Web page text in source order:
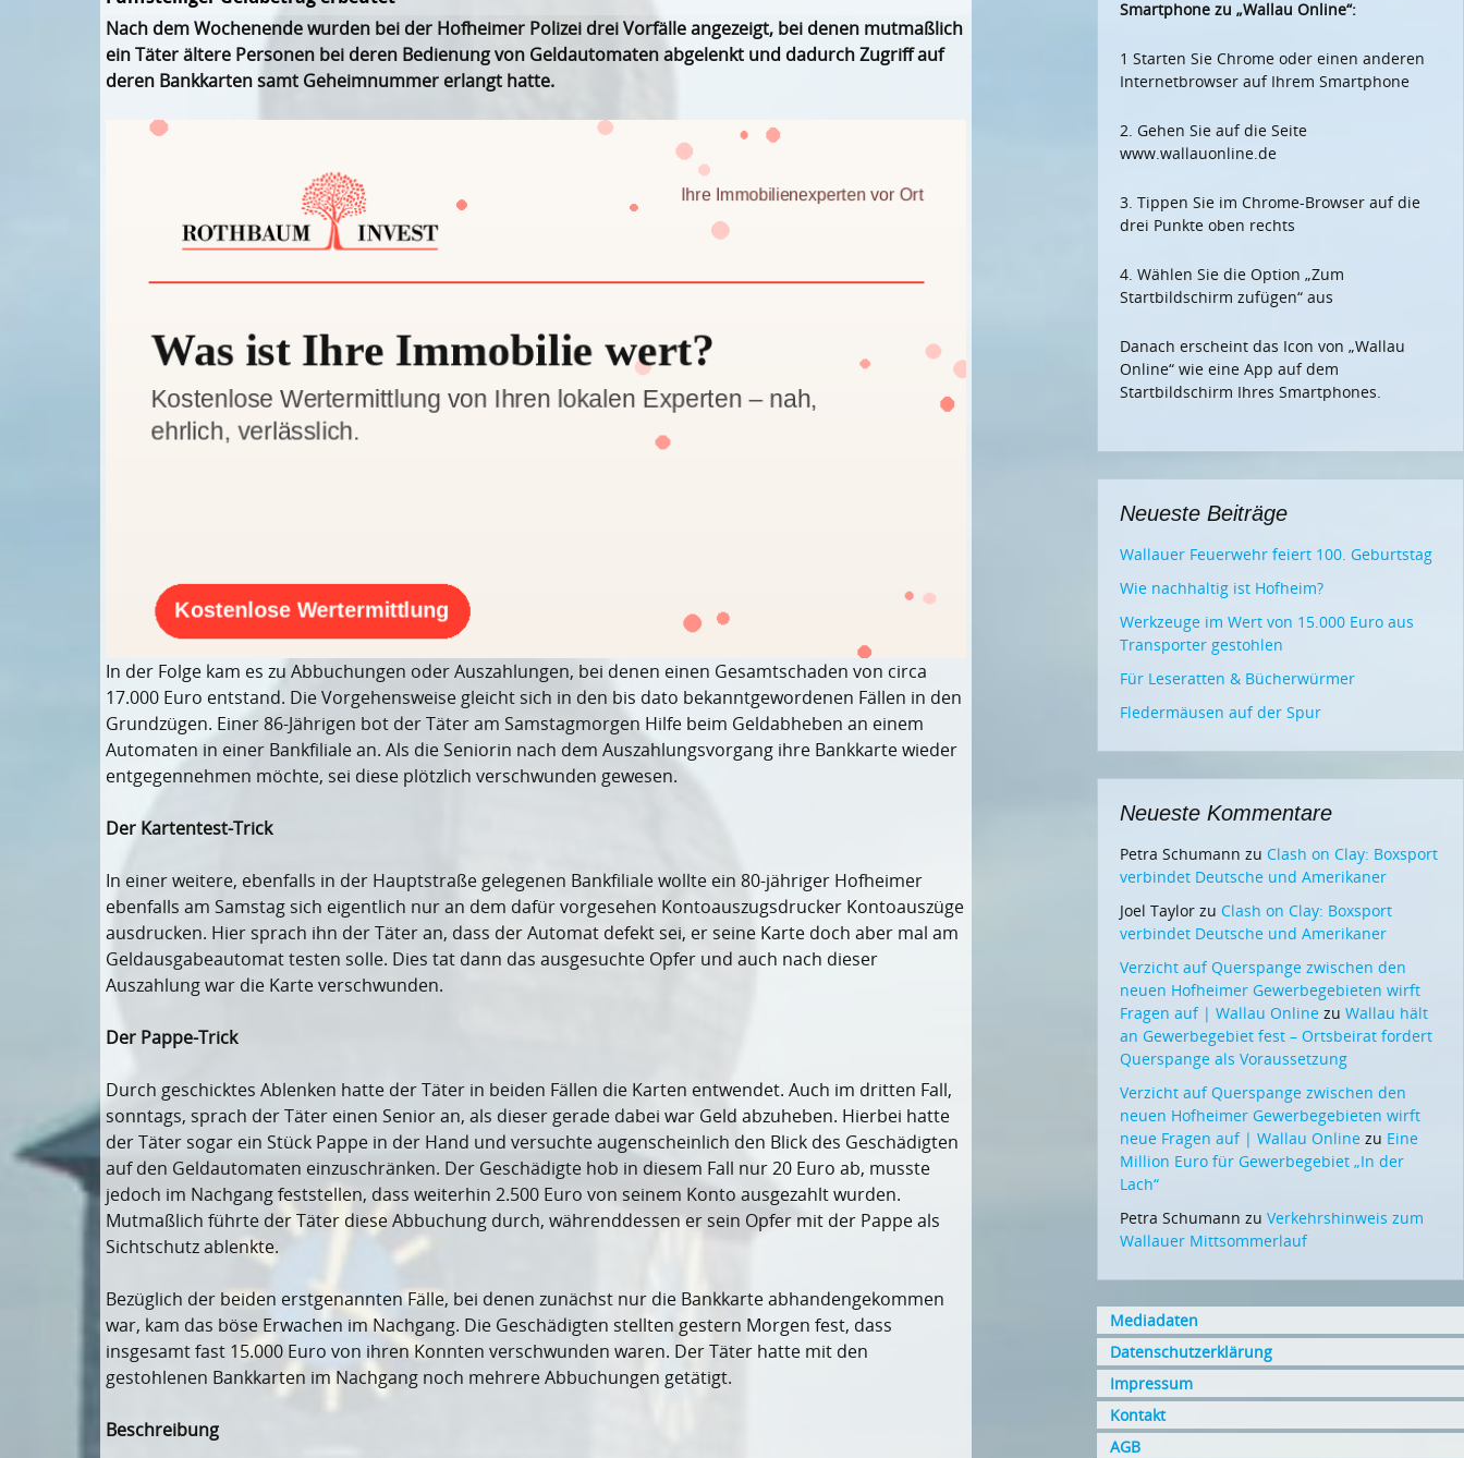
Nach dem Wochenende wurden bei der Hofheimer Polizei drei Vorfälle angezeigt, bei denen mutmaßlich
ein Täter ältere Personen bei deren Bedienung von Geldautomaten abgelenkt und dadurch Zugriff auf
deren Bankkarten samt Geheimnummer erlangt hatte.
In der Folge kam es zu Abbuchungen oder Auszahlungen, bei denen einen Gesamtschaden von circa
17.000 Euro entstand. Die Vorgehensweise gleicht sich in den bis dato bekanntgewordenen Fällen in den
Grundzügen. Einer 86-Jährigen bot der Täter am Samstagmorgen Hilfe beim Geldabheben an einem
Automaten in einer Bankfiliale an. Als die Seniorin nach dem Auszahlungsvorgang ihre Bankkarte wieder
entgegennehmen möchte, sei diese plötzlich verschwunden gewesen.
Der Kartentest-Trick
In einer weitere, ebenfalls in der Hauptstraße gelegenen Bankfiliale wollte ein 80-jähriger Hofheimer
ebenfalls am Samstag sich eigentlich nur an dem dafür vorgesehen Kontoauszugsdrucker Kontoauszüge
ausdrucken. Hier sprach ihn der Täter an, dass der Automat defekt sei, er seine Karte doch aber mal am
Geldausgabeautomat testen solle. Dies tat dann das ausgesuchte Opfer und auch nach dieser
Auszahlung war die Karte verschwunden.
Der Pappe-Trick
Durch geschicktes Ablenken hatte der Täter in beiden Fällen die Karten entwendet. Auch im dritten Fall,
sonntags, sprach der Täter einen Senior an, als dieser gerade dabei war Geld abzuheben. Hierbei hatte
der Täter sogar ein Stück Pappe in der Hand und versuchte augenscheinlich den Blick des Geschädigten
auf den Geldautomaten einzuschränken. Der Geschädigte hob in diesem Fall nur 20 Euro ab, musste
jedoch im Nachgang feststellen, dass weiterhin 2.500 Euro von seinem Konto ausgezahlt wurden.
Mutmaßlich führte der Täter diese Abbuchung durch, währenddessen er sein Opfer mit der Pappe als
Sichtschutz ablenkte.
Bezüglich der beiden erstgenannten Fälle, bei denen zunächst nur die Bankkarte abhandengekommen
war, kam das böse Erwachen im Nachgang. Die Geschädigten stellten gestern Morgen fest, dass
insgesamt fast 15.000 Euro von ihren Konnten verschwunden waren. Der Täter hatte mit den
gestohlenen Bankkarten im Nachgang noch mehrere Abbuchungen getätigt.
Beschreibung
Smartphone zu „Wallau Online“:
1 Starten Sie Chrome oder einen anderen
Internetbrowser auf Ihrem Smartphone
2. Gehen Sie auf die Seite
www.wallauonline.de
3. Tippen Sie im Chrome-Browser auf die
drei Punkte oben rechts
4. Wählen Sie die Option „Zum
Startbildschirm zufügen“ aus
Danach erscheint das Icon von „Wallau
Online“ wie eine App auf dem
Startbildschirm Ihres Smartphones.
Neueste Beiträge
Wallauer Feuerwehr feiert 100. Geburtstag
Wie nachhaltig ist Hofheim?
Werkzeuge im Wert von 15.000 Euro aus
Transporter gestohlen
Für Leseratten & Bücherwürmer
Fledermäusen auf der Spur
Neueste Kommentare
Petra Schumann zuClash on Clay: Boxsport
verbindet Deutsche und Amerikaner
Joel Taylor zuClash on Clay: Boxsport
verbindet Deutsche und Amerikaner
Verzicht auf Querspange zwischen den
neuen Hofheimer Gewerbegebieten wirft
Fragen auf | Wallau Online zuWallau hält
an Gewerbegebiet fest – Ortsbeirat fordert
Querspange als Voraussetzung
Verzicht auf Querspange zwischen den
neuen Hofheimer Gewerbegebieten wirft
neue Fragen auf | Wallau Online zu Eine
Million Euro für Gewerbegebiet „In der
Lach“
Petra Schumann zuVerkehrshinweis zum
Wallauer Mittsommerlauf
Mediadaten
Datenschutzerklärung
Impressum
Kontakt
AGB